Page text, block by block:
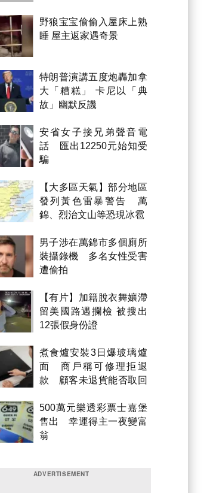
野狼宝宝偷偷入屋床上熟
睡 屋主返家遇奇景
特朗普演講五度炮轟加拿
大「糟糕」 卡尼以「典
故」幽默反譏
安省女子接兄弟聲音電
話 匯出12250元始知受
騙
【大多區天氣】部分地區
發列黃色雷暴警告 萬
錦、烈治文山等恐現冰雹
男子涉在萬錦市多個廁所
裝攝錄機 多名女性受害
遭偷拍
【有片】加籍脫衣舞孃滯
留美國路遇攔檢 被搜出
12張假身份證
煮食爐安裝3日爆玻璃爐
面 商戶稱可修理拒退
款 顧客未退貨能否取回
500萬元樂透彩票士嘉堡
售出 幸運得主一夜變富
翁